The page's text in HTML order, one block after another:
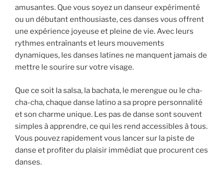
amusantes. Que vous soyez un danseur expérimenté
ou un débutant enthousiaste, ces danses vous offrent
une expérience joyeuse et pleine de vie. Avec leurs
rythmes entraînants et leurs mouvements
dynamiques, les danses latines ne manquent jamais de
mettre le sourire sur votre visage.
Que ce soit la salsa, la bachata, le merengue ou le cha-
cha-cha, chaque danse latino a sa propre personnalité
et son charme unique. Les pas de danse sont souvent
simples à apprendre, ce qui les rend accessibles à tous.
Vous pouvez rapidement vous lancer sur la piste de
danse et profiter du plaisir immédiat que procurent ces
danses.